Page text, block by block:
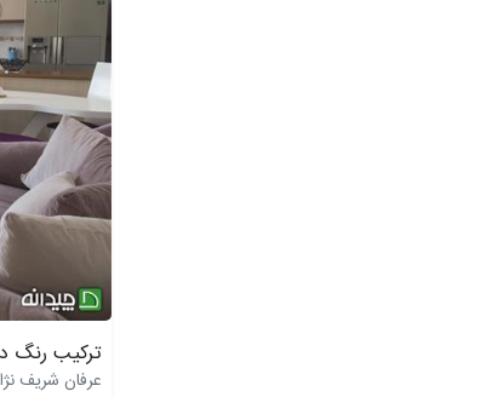
ترکیب رنگ
عرفان شریف